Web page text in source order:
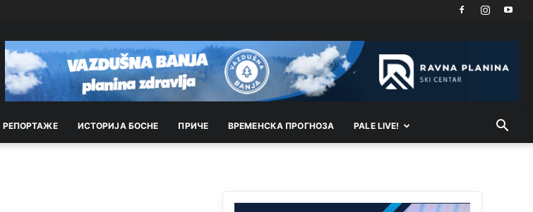
РEПОРТАЖE ИСТОРИЈА БОСНЕ ПРИЧЕ ВРEМEНСКА ПРОГНОЗА PALE LIVE!
Neka ste Vi građanin da nas produhovite!
Анонимно2798926 јуче
Анонимно2798926 јуче 11:21
Анонимно2801833 јуче 12:28